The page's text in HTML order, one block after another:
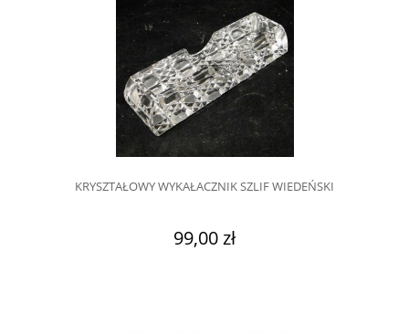
KRYSZTAŁOWY WYKAŁACZNIK SZLIF WIEDEŃSKI
99,00 zł